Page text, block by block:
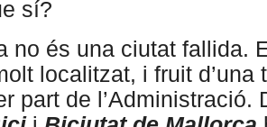
sí?
no és una ciutat fallida.
localitzat, i fruit d’una
part de l’Administració.